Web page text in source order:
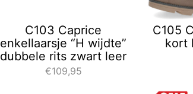
C103 Caprice
enkellaarsje “H wijdte”
dubbele rits zwart leer
€109,95
C105
kort